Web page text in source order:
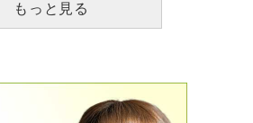
私が傷付いた理由が『中絶を自分
去を、流産を経験した臨月の妊婦に
言ったのに、伝わっていない気がし
もっと見る